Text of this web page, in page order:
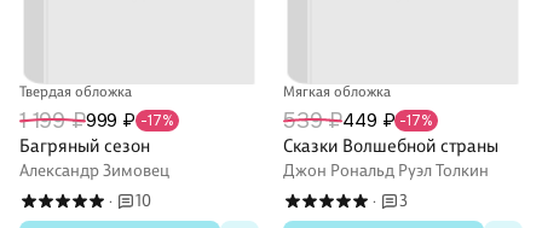
Твердая обложка
1 199 ₽999 ₽ -17%
Багряный сезон
Александр Зимовец
·
10
Мягкая обложка
539 ₽449 ₽ -17%
Сказки Волшебной страны
Джон Рональд Руэл Толкин
·
3